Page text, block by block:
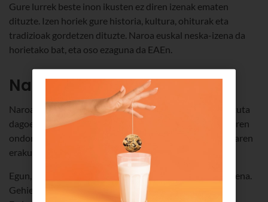
Gure lurrek beste inon ikusten ez diren izenak ematen
dituzte. Izen horiek gure historia, kultura, ohiturak eta
tradizioak gordetzen dituzte. Naroa euskal neska-izena da
horietako bat, eta oso ezaguna da EAEn.
Naroa izenaren jatorria
Naroa izenaeuskaratik dator. Gure lurrari zuzenean lotuta
dagoen izena da. Naroa gure hizkuntzatik dator, eta, horren
ondorioz, Euskal Herritik kanpo aipatzen denean kulturaren
erakusgarri bihurtzen da.
Egun, gutxi gorabehera 6.000 emakumek
dute Naroa izena.
Gehienak EAEn bizi dira, batez ere Gipuzkoan. Hala ere,